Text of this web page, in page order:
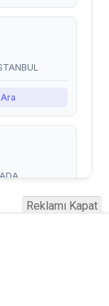
Reklamı Kapat